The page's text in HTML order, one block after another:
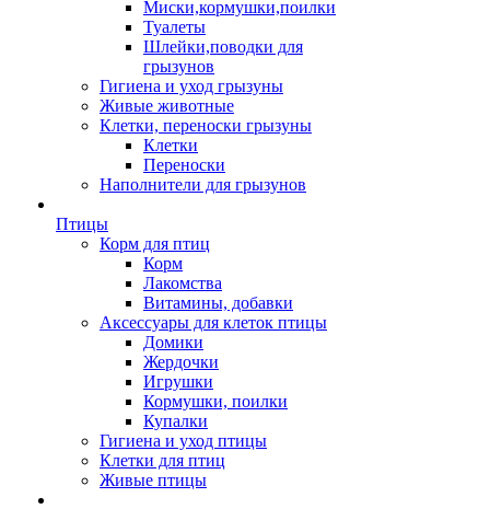
Миски,кормушки,поилки
Туалеты
Шлейки,поводки для
грызунов
Гигиена и уход грызуны
Живые животные
Клетки, переноски грызуны
Клетки
Переноски
Наполнители для грызунов
Птицы
Корм для птиц
Корм
Лакомства
Витамины, добавки
Аксессуары для клеток птицы
Домики
Жердочки
Игрушки
Кормушки, поилки
Купалки
Гигиена и уход птицы
Клетки для птиц
Живые птицы